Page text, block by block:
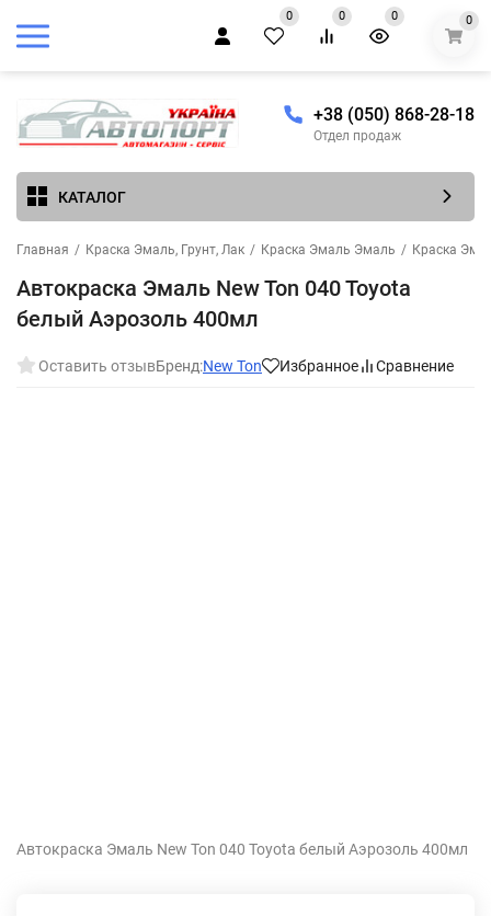
0 0 0 0
+38 (050) 868-28-18
Отдел продаж
КАТАЛОГ
Главная / Краска Эмаль, Грунт, Лак / Краска Эмаль Эмаль / Краска
Автокраска Эмаль New Ton 040 Toyota
белый Аэрозоль 400мл
Оставить отзывБренд:New Ton Избранное Сравнение
Автокраска Эмаль New Ton 040 Toyota белый Аэрозоль 400мл